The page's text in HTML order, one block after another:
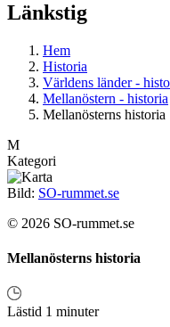
Länkstig
Hem
Historia
Världens länder -
Mellanöstern - historia
Mellanösterns historia
M
Kategori
Bild: SO-rummet.se
© 2026 SO-rummet.se
Mellanösterns historia
Lästid 1 minuter